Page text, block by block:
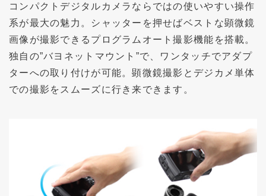
コンパクトデジタルカメラならではの使いやすい操作
系が最大の魅力。シャッターを押せばベストな顕微鏡
画像が撮影できるプログラムオート撮影機能を搭載。
独自の”バヨネットマウント”で、ワンタッチでアダプ
ターへの取り付けが可能。顕微鏡撮影とデジカメ単体
での撮影をスムーズに行き来できます。